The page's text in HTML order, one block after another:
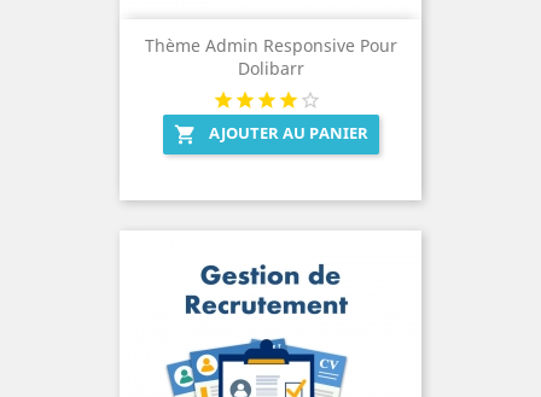
Thème Admin Responsive Pour
Dolibarr
 AJOUTER AU PANIER